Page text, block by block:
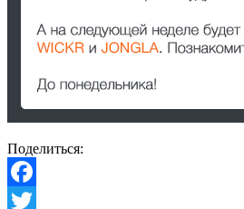
Поделиться:
Facebook